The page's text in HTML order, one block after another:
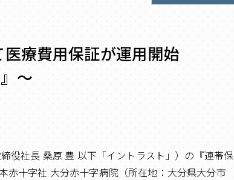
療費用保証が運用開始
～
役社長 桑原 豊 以下「イントラスト」）の『連帯保
赤十字社 大分赤十字病院（所在地：大分県大分市